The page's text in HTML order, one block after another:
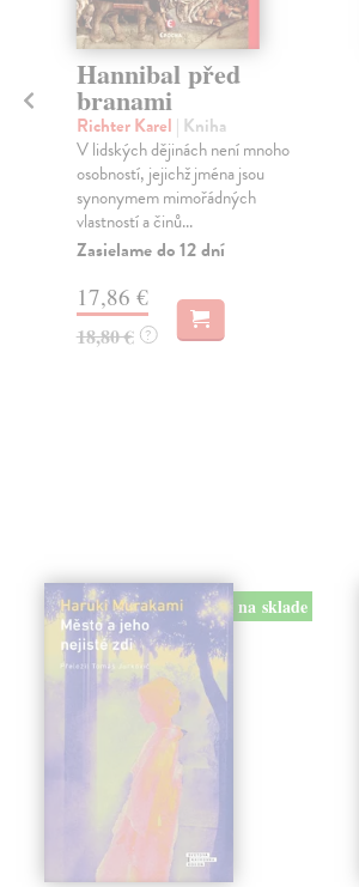
Hannibal před
branami
Richter Karel | Kniha
V lidských dějinách není mnoho
osobností, jejichž jména jsou
synonymem mimořádných
vlastností a činů...
Zasielame do 12 dní
17,86 €
18,80 € ?
na sklade